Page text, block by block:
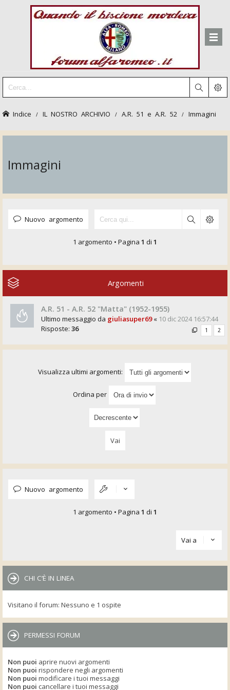
Indice IL NOSTRO ARCHIVIO A.R. 51 e A.R. 52 Immagini
Immagini
Nuovo argomento
1 argomento • Pagina 1 di 1
Argomenti
A.R. 51 - A.R. 52 "Matta" (1952-1955)
Ultimo messaggio da giuliasuper69« 10 dic 2024 16:57:44
Risposte: 36 1 2
Visualizza ultimi argomenti:
Ordina per
Nuovo argomento
1 argomento • Pagina 1 di 1
Vai a
CHI C’È IN LINEA
Visitano il forum: Nessuno e 1 ospite
PERMESSI FORUM
Non puoi aprire nuovi argomenti
Non puoi rispondere negli argomenti
Non puoi modificare i tuoi messaggi
Non puoi cancellare i tuoi messaggi